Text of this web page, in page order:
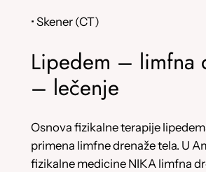
• Skener (CT)
Lipedem – limfna
– lečenje
Osnova fizikalne terapije
primena limfne drenaže tela. U
fizikalne medicine NIKA limfna